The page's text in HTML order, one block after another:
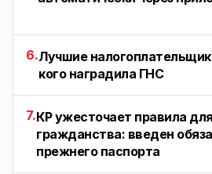
6.Лучшие
кого наградила ГНС
7.КР ужесточает правила
гражданства: введен
прежнего паспорта